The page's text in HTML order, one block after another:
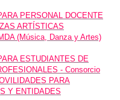
PERSONAL DOCENTE
ARTÍSTICAS
(Música, Danza y Artes)
ESTUDIANTES DE
- Consorcio
PARA
Y ENTIDADES